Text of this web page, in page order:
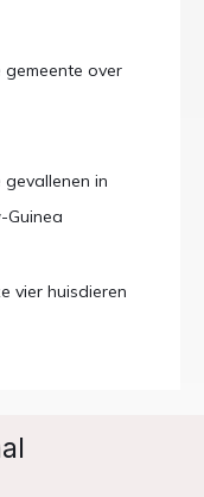
over
gevallenen in
Guinea
vier huisdieren